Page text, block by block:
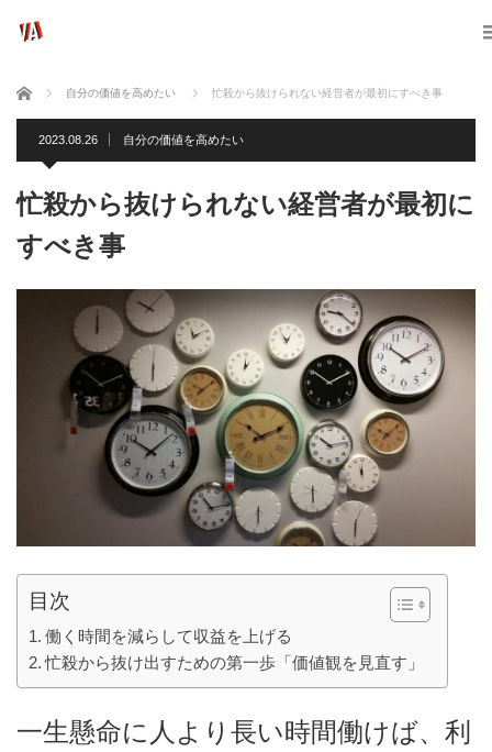
ホーム 自分の価値を高めたい 忙殺から抜けられない経営者が最初にすべき事
2023.08.26 自分の価値を高めたい
忙殺から抜けられない経営者が最初に
すべき事
目次
働く時間を減らして収益を上げる
忙殺から抜け出すための第一歩「価値観を見直す」
一生懸命に人より長い時間働けば、利